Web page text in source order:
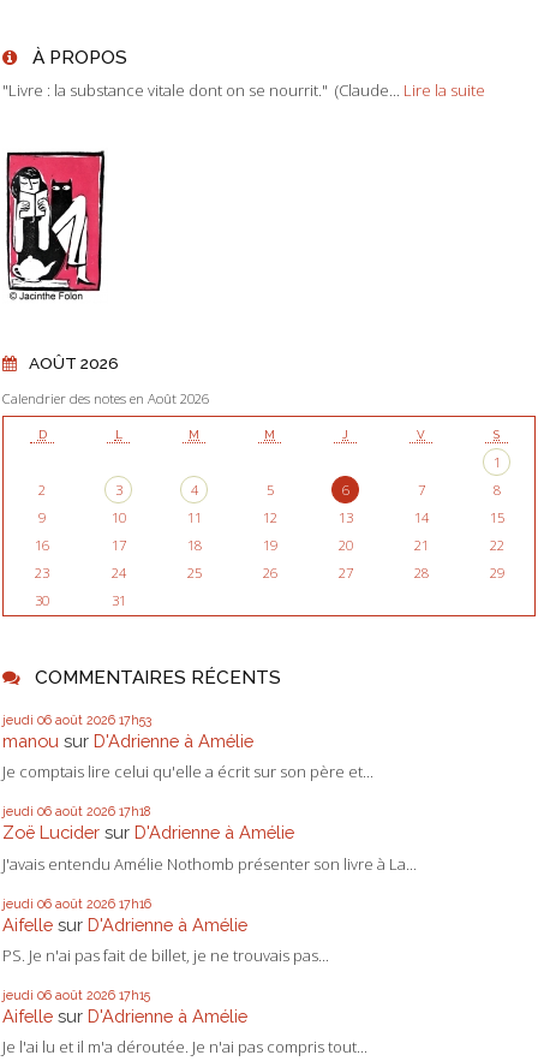
À PROPOS
"Livre : la substance vitale dont on se nourrit." (Claude... Lire la suite
AOÛT 2026
Calendrier des notes en Août 2026
D L M M J V S
1
2
3 4 5 6 7
8
9
10 11 12 13 14
15
16
17 18 19 20 21
22
23
24 25 26 27 28
29
30
31
COMMENTAIRES RÉCENTS
jeudi 06 août 2026 17h53
manou sur D'Adrienne à Amélie
Je comptais lire celui qu'elle a écrit sur son père et...
jeudi 06 août 2026 17h18
Zoë Lucider sur D'Adrienne à Amélie
J'avais entendu Amélie Nothomb présenter son livre à La...
jeudi 06 août 2026 17h16
Aifelle sur D'Adrienne à Amélie
PS. Je n'ai pas fait de billet, je ne trouvais pas...
jeudi 06 août 2026 17h15
Aifelle sur D'Adrienne à Amélie
Je l'ai lu et il m'a déroutée. Je n'ai pas compris tout...